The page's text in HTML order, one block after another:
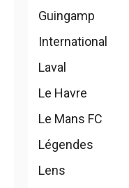
Guingamp
International
Laval
Le Havre
Le Mans FC
Légendes
Lens